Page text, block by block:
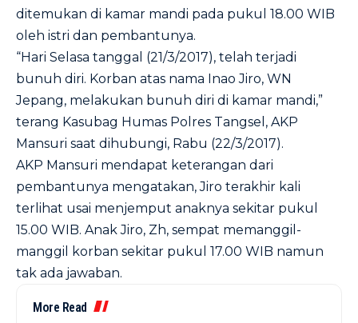
ditemukan di kamar mandi pada pukul 18.00 WIB
oleh istri dan pembantunya.
“Hari Selasa tanggal (21/3/2017), telah terjadi
bunuh diri. Korban atas nama Inao Jiro, WN
Jepang, melakukan bunuh diri di kamar mandi,”
terang Kasubag Humas Polres Tangsel, AKP
Mansuri saat dihubungi, Rabu (22/3/2017).
AKP Mansuri mendapat keterangan dari
pembantunya mengatakan, Jiro terakhir kali
terlihat usai menjemput anaknya sekitar pukul
15.00 WIB. Anak Jiro, Zh, sempat memanggil-
manggil korban sekitar pukul 17.00 WIB namun
tak ada jawaban.
More Read